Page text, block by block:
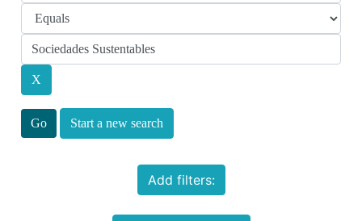
Start a new search
Add filters: